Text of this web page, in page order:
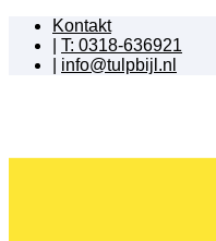
Kontakt
T: 0318-636921
info@tulpbijl.nl